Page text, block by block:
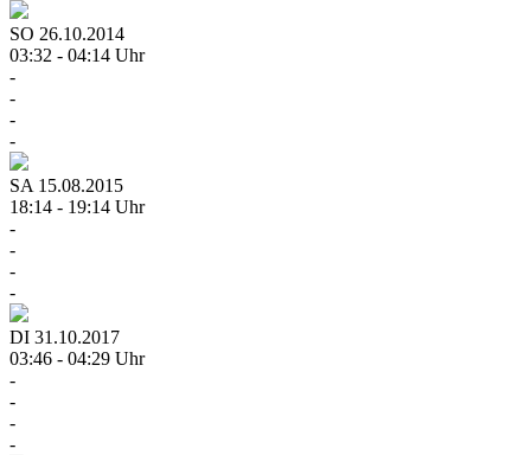
SO 26.10.2014
03:32 - 04:14 Uhr
-
-
-
-
SA 15.08.2015
18:14 - 19:14 Uhr
-
-
-
-
DI 31.10.2017
03:46 - 04:29 Uhr
-
-
-
-